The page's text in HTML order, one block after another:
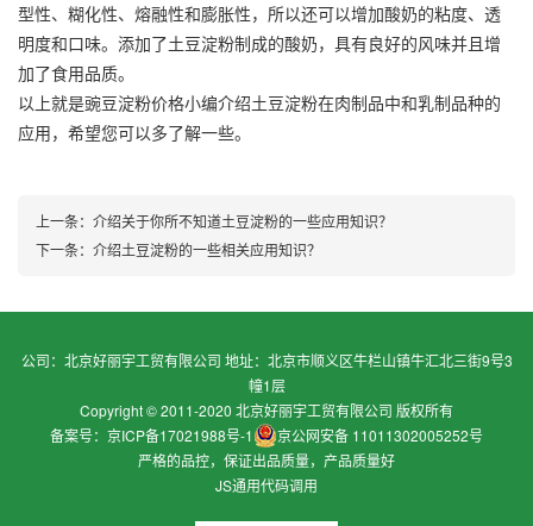
型性、糊化性、熔融性和膨胀性，所以还可以增加酸奶的粘度、透
明度和口味。添加了土豆淀粉制成的酸奶，具有良好的风味并且增
加了食用品质。
以上就是豌豆淀粉价格小编介绍土豆淀粉在肉制品中和乳制品种的
应用，希望您可以多了解一些。
上一条： 介绍关于你所不知道土豆淀粉的一些应用知识？
下一条： 介绍土豆淀粉的一些相关应用知识？
公司：北京好丽宇工贸有限公司 地址：北京市顺义区牛栏山镇牛汇北三街9号3
幢1层
Copyright © 2011-2020 北京好丽宇工贸有限公司 版权所有
备案号：京ICP备17021988号-1
京公网安备 11011302005252号
严格的品控，保证出品质量，产品质量好
JS通用代码调用